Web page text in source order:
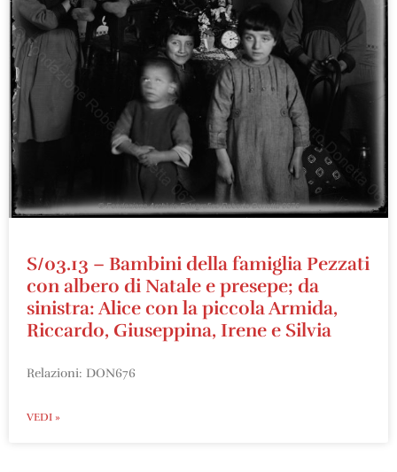
S/03.13 – Bambini della famiglia Pezzati
con albero di Natale e presepe; da
sinistra: Alice con la piccola Armida,
Riccardo, Giuseppina, Irene e Silvia
Relazioni: DON676
VEDI »